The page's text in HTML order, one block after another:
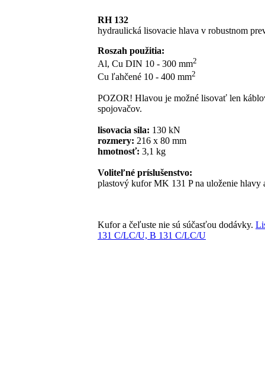
RH 132
hydraulická lisovacie hlava v robustnom
Roszah použitia:
Al, Cu DIN 10 - 300 mm2
Cu ľahčené 10 - 400 mm2
POZOR! Hlavou je možné lisovať len
spojovačov.
lisovacia sila: 130 kN
rozmery: 216 x 80 mm
hmotnosť: 3,1 kg
Voliteľné príslušenstvo:
plastový kufor MK 131 P na uloženie
Kufor a čeľuste nie sú súčasťou dodávky.
131 C/LC/U, B 131 C/LC/U